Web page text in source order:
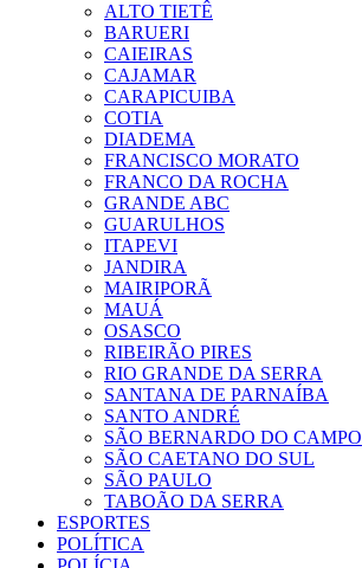
ALTO TIETÊ
BARUERI
CAIEIRAS
CAJAMAR
CARAPICUIBA
COTIA
DIADEMA
FRANCISCO MORATO
FRANCO DA ROCHA
GRANDE ABC
GUARULHOS
ITAPEVI
JANDIRA
MAIRIPORÃ
MAUÁ
OSASCO
RIBEIRÃO PIRES
RIO GRANDE DA SERRA
SANTANA DE PARNAÍBA
SANTO ANDRÉ
SÃO BERNARDO DO CAMPO
SÃO CAETANO DO SUL
SÃO PAULO
TABOÃO DA SERRA
ESPORTES
POLÍTICA